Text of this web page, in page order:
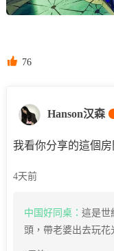
 76
Hanson汉森
我看你分享的這個
4天前
中国好同桌： 這是世
頭，帶老婆出去玩花